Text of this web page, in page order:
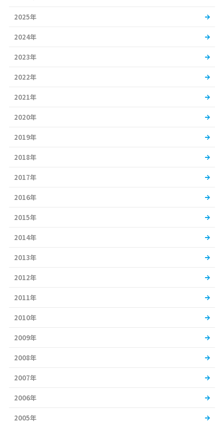
2025年
2024年
2023年
2022年
2021年
2020年
2019年
2018年
2017年
2016年
2015年
2014年
2013年
2012年
2011年
2010年
2009年
2008年
2007年
2006年
2005年